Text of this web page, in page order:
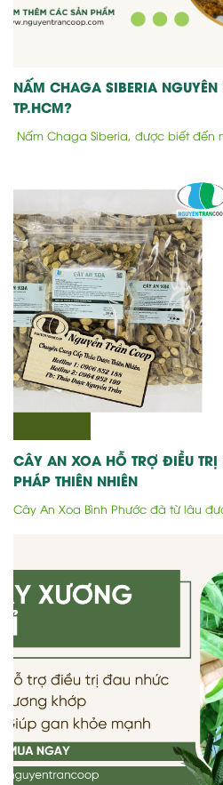
NẤM CHAGA SIBERIA
TP.HCM?
Nấm Chaga Siberia, được biết đến
CÂY AN XOA HỖ TRỢ ĐIỀU TRỊ
PHÁP THIÊN NHIÊN
Cây An Xoa Bình Phước đã từ lâu